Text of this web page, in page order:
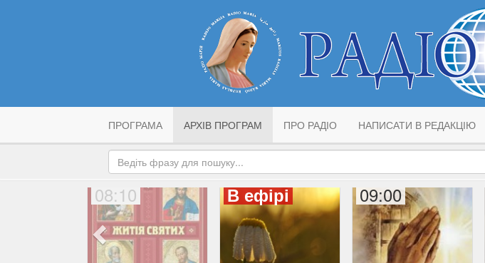
ПРОГРАМА АРХІВ ПРОГРАМ ПРО РАДІО НАПИСАТИ В РЕДАКЦІЮ
08:10 В ефірі 09:00